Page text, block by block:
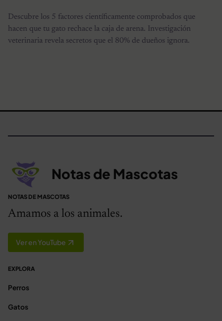
Descubre los 5 factores científicamente comprobados que
hacen que tu gato rechace la caja de arena. Investigación
veterinaria revela secretos que el 80% de dueños ignora.
Notas de Mascotas
NOTAS DE MASCOTAS
Amamos a los animales.
Ver en YouTube
EXPLORA
Perros
Gatos